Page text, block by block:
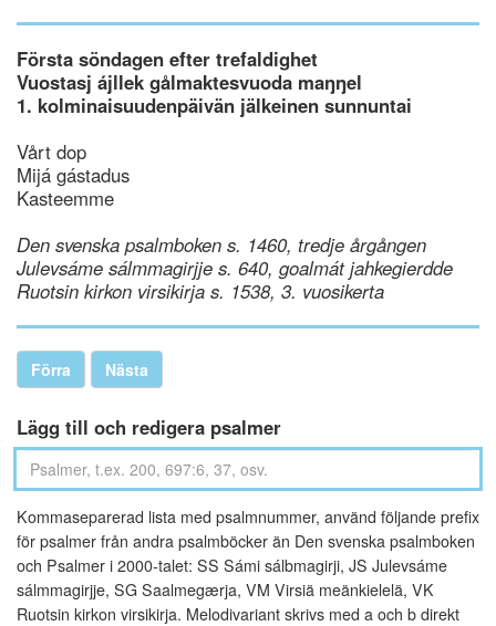
Första söndagen efter trefaldighet
Vuostasj ájllek gålmaktesvuoda maŋŋel
1. kolminaisuudenpäivän jälkeinen sunnuntai
Vårt dop
Mijá gástadus
Kasteemme
Den svenska psalmboken s. 1460, tredje årgången
Julevsáme sálmmagirjje s. 640, goalmát jahkegierdde
Ruotsin kirkon virsikirja s. 1538, 3. vuosikerta
Förra Nästa
Lägg till och redigera psalmer
Kommaseparerad lista med psalmnummer, använd följande prefix
för psalmer från andra psalmböcker än Den svenska psalmboken
och Psalmer i 2000-talet: SS Sámi sálbmagirji, JS Julevsáme
sálmmagirjje, SG Saalmegærja, VM Virsiä meänkielelä, VK
Ruotsin kirkon virsikirja. Melodivariant skrivs med a och b direkt